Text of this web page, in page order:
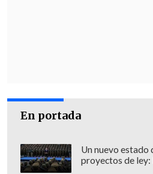
En portada
Un nuevo estado
proyectos de ley: